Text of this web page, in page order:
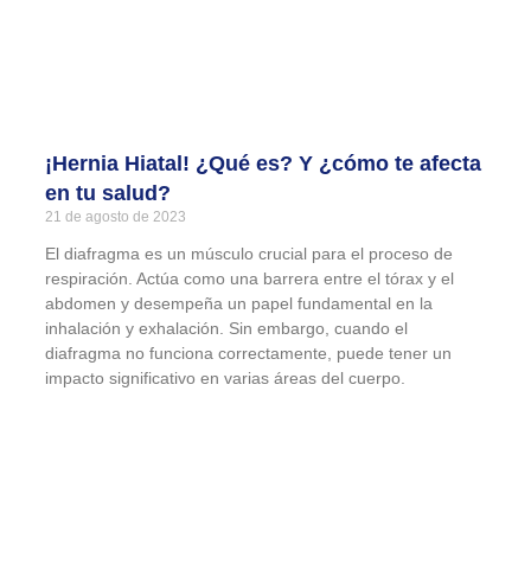
¡Hernia Hiatal! ¿Qué es? Y ¿cómo te afecta
en tu salud?
21 de agosto de 2023
El diafragma es un músculo crucial para el proceso de
respiración. Actúa como una barrera entre el tórax y el
abdomen y desempeña un papel fundamental en la
inhalación y exhalación. Sin embargo, cuando el
diafragma no funciona correctamente, puede tener un
impacto significativo en varias áreas del cuerpo.